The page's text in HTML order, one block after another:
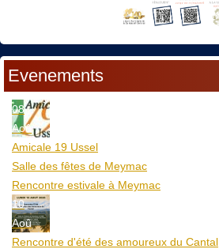
Evenements
08
Aoû
Amicale 19 Ussel
Salle des fêtes de Meymac
Rencontre estivale à Meymac
10
Aoû
Rencontre d'été des amoureux du Cantal